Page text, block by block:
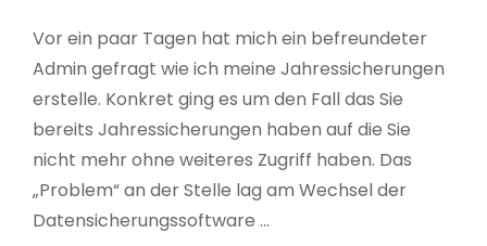
Vor ein paar Tagen hat mich ein befreundeter
Admin gefragt wie ich meine Jahressicherungen
erstelle. Konkret ging es um den Fall das Sie
bereits Jahressicherungen haben auf die Sie
nicht mehr ohne weiteres Zugriff haben. Das
„Problem“ an der Stelle lag am Wechsel der
Datensicherungssoftware …